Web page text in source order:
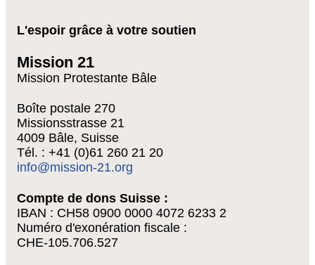
L'espoir grâce à votre soutien
Mission 21
Mission Protestante Bâle
Boîte postale 270
Missionsstrasse 21
4009 Bâle, Suisse
Tél. : +41 (0)61 260 21 20
info@mission-21.org
Compte de dons Suisse :
IBAN : CH58 0900 0000 4072 6233 2
Numéro d'exonération fiscale :
CHE-105.706.527